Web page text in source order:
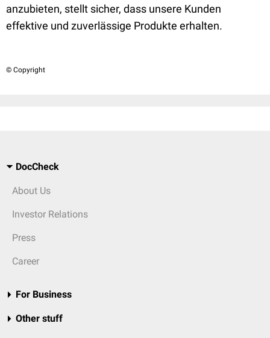
anzubieten, stellt sicher, dass unsere Kunden
effektive und zuverlässige Produkte erhalten.
© Copyright
DocCheck
About Us
Investor Relations
Press
Career
For Business
Other stuff